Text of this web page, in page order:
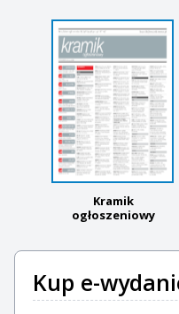
Kramik
ogłoszeniowy
Kup e-